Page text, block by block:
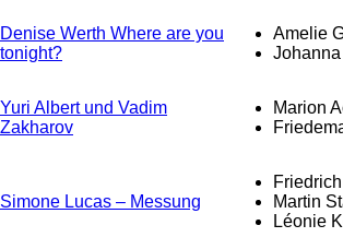
Denise Werth Where are you
tonight?
Amelie
Yuri Albert und Vadim
Zakharov
Marion
Simone Lucas – Messung
Martin
Léonie